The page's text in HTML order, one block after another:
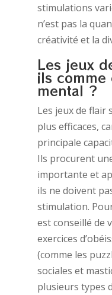
stimulations
n’est pas la
créativité et la
Les jeux
ils comme
mental ?
Les jeux de flair
plus efficaces,
principale
Ils procurent
importante et
ils ne doivent
stimulation.
est conseillé de
exercices
(comme les
sociales et
plusieurs types